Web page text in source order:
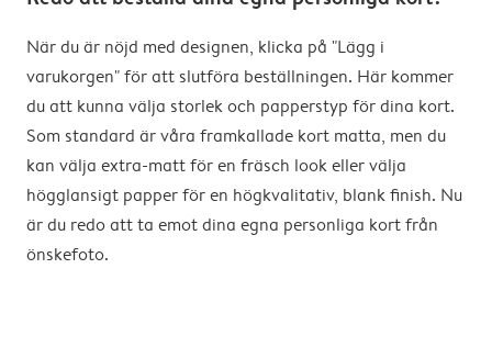
När du är nöjd med designen, klicka på "Lägg i
varukorgen" för att slutföra beställningen. Här kommer
du att kunna välja storlek och papperstyp för dina kort.
Som standard är våra framkallade kort matta, men du
kan välja extra-matt för en fräsch look eller välja
högglansigt papper för en högkvalitativ, blank finish. Nu
är du redo att ta emot dina egna personliga kort från
önskefoto.